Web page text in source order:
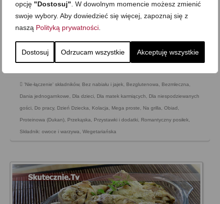
opcję "Dostosuj" . W dowolnym momencie możesz zmienić
swoje wybory. Aby dowiedzieć się więcej, zapoznaj się z
naszą Polityką prywatności
Dostosuj Odrzucam wszystkie Akceptuję wszystkie
Jędrne, gorące plastry warzyw o ciekawym, lekko pieprznym i
balsamicznym posmaku… Banalnie prosta, a jednak moja
moim stole i …
Zobacz więcej…
'Nie-łączenie' składników, Bez nabiału i jajek, Bezglutenowa, Bezmleczna,
Dania jednogarnkowe, Dla dzieci, Dla matek karmiących, Dla niespodziewanych
gości, Do pracy, Dzień Dziecka, Kolacja, Mega proste, Na grilla, Obiad,
Proteinowa (Dukan), Przekąska, Przystawki i dodatki, Romantyczny posiłek,
Składnik: owoce i warzywa, Wegetariańska